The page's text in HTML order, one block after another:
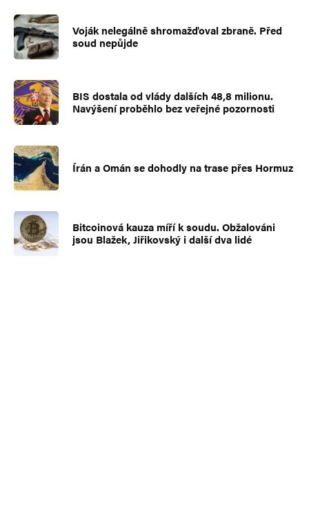
Voják nelegálně shromažďoval zbraně. Před
soud nepůjde
BIS dostala od vlády dalších 48,8 milionu.
Navýšení proběhlo bez veřejné pozornosti
Írán a Omán se dohodly na trase přes Hormuz
Bitcoinová kauza míří k soudu. Obžalováni
jsou Blažek, Jiřikovský i další dva lidé